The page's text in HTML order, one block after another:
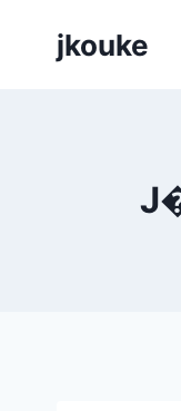
sisältöönjkouke